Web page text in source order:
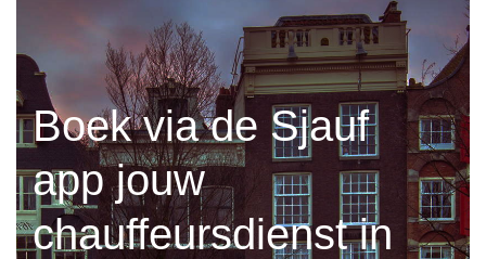
Boek via de Sjauf
app jouw
chauffeursdienst in